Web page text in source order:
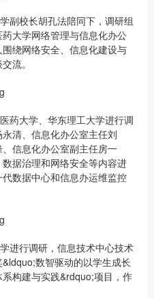
副校长胡孔法陪同下，调研组
大学网络管理与信息化办公
绕网络安全、信息化建设与
流。
药大学、华东理工大学进行调
清、信息化办公室主任刘
信息化办公室副主任房一
据治理和网络安全等内容进
数据中心和信息办运维监控
进行调研，信息技术中心技术
数智驱动的以学生成长
构建与实践&rdquo;项目，作